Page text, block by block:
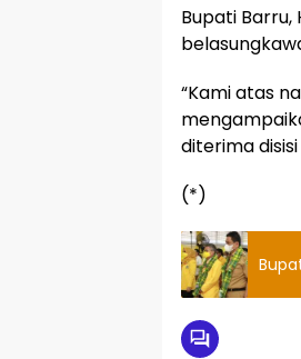
Bupati Barru,
“Kami atas
diterima
(*)